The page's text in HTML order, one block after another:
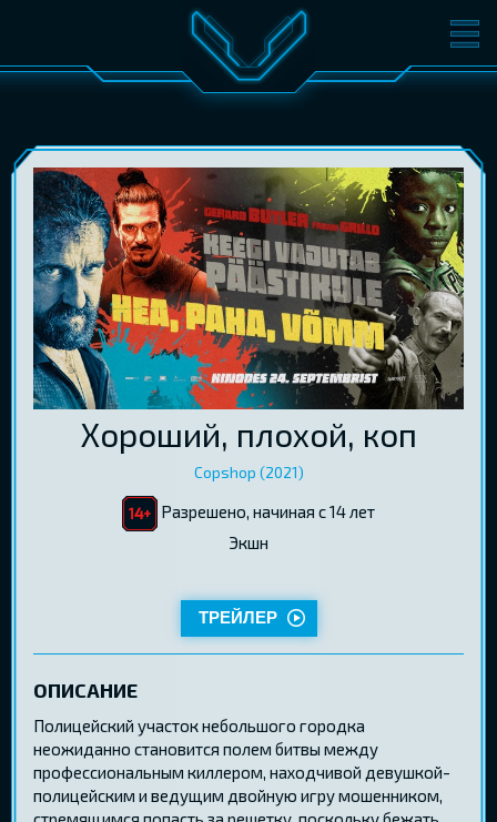
ФИЛЬМЫ БИЛЕТЫ
КОНФЕРЕНЦИИ КИНОКЛУБ-V
ПОДАРОЧНЫЕ КАРТЫ
EST RUS ENG ВОЙТИ
Хороший, плохой, коп
Copshop (2021)
Разрешено, начиная с 14 лет
Экшн
ТРЕЙЛЕР
ОПИСАНИЕ
Полицейский участок небольшого городка
неожиданно становится полем битвы между
профессиональным киллером, находчивой девушкой-
полицейским и ведущим двойную игру мошенником,